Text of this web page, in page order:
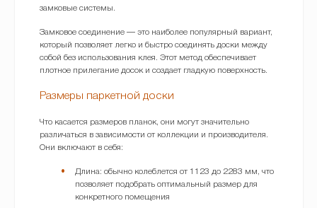
замковые системы.
Замковое соединение — это наиболее популярный вариант,
который позволяет легко и быстро соединять доски между
собой без использования клея. Этот метод обеспечивает
плотное прилегание досок и создает гладкую поверхность.
Размеры паркетной доски
Что касается размеров планок, они могут значительно
различаться в зависимости от коллекции и производителя.
Они включают в себя:
Длина: обычно колеблется от 1123 до 2283 мм, что
позволяет подобрать оптимальный размер для
конкретного помещения